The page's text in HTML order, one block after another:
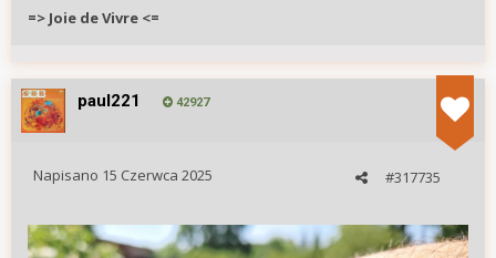
=> Joie de Vivre <=
paul221 42927
#317735
Napisano 15 Czerwca 2025